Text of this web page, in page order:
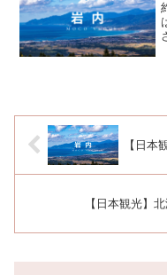
【日本
【日本観光】